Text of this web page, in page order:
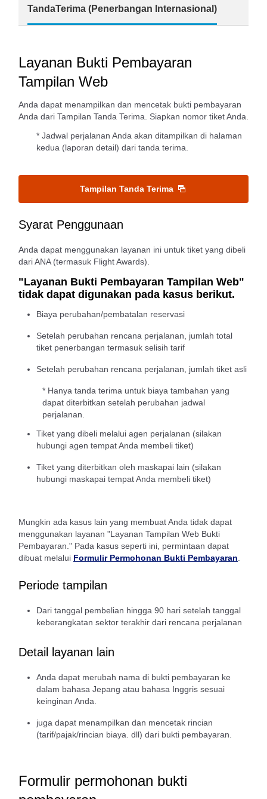
TandaTerima (Penerbangan Internasional)
Layanan Bukti Pembayaran
Tampilan Web
Anda dapat menampilkan dan mencetak bukti pembayaran
Anda dari Tampilan Tanda Terima. Siapkan nomor tiket Anda.
* Jadwal perjalanan Anda akan ditampilkan di halaman
kedua (laporan detail) dari tanda terima.
Tampilan Tanda Terima
Syarat Penggunaan
Anda dapat menggunakan layanan ini untuk tiket yang dibeli
dari ANA (termasuk Flight Awards).
"Layanan Bukti Pembayaran Tampilan Web"
tidak dapat digunakan pada kasus berikut.
Biaya perubahan/pembatalan reservasi
Setelah perubahan rencana perjalanan, jumlah total
tiket penerbangan termasuk selisih tarif
Setelah perubahan rencana perjalanan, jumlah tiket asli
* Hanya tanda terima untuk biaya tambahan yang
dapat diterbitkan setelah perubahan jadwal
perjalanan.
Tiket yang dibeli melalui agen perjalanan (silakan
hubungi agen tempat Anda membeli tiket)
Tiket yang diterbitkan oleh maskapai lain (silakan
hubungi maskapai tempat Anda membeli tiket)
Mungkin ada kasus lain yang membuat Anda tidak dapat
menggunakan layanan "Layanan Tampilan Web Bukti
Pembayaran." Pada kasus seperti ini, permintaan dapat
dibuat melalui Formulir Permohonan Bukti Pembayaran
Periode tampilan
Dari tanggal pembelian hingga 90 hari setelah tanggal
keberangkatan sektor terakhir dari rencana perjalanan
Detail layanan lain
Anda dapat merubah nama di bukti pembayaran ke
dalam bahasa Jepang atau bahasa Inggris sesuai
keinginan Anda.
juga dapat menampilkan dan mencetak rincian
(tarif/pajak/rincian biaya. dll) dari bukti pembayaran.
Formulir permohonan bukti